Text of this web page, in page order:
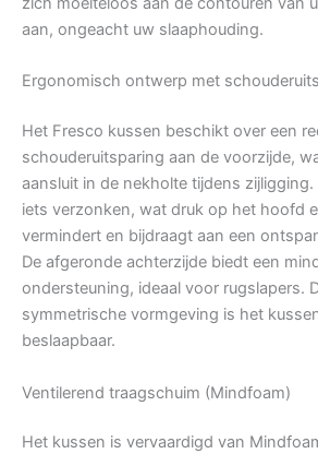
aan, ongeacht uw slaaphouding.
Ergonomisch ontwerp met
Het Fresco kussen beschikt over een
schouderuitsparing aan de voorzijde,
aansluit in de nekholte tijdens
iets verzonken, wat druk op het hoofd
vermindert en bijdraagt aan een
De afgeronde achterzijde biedt een
ondersteuning, ideaal voor rugslapers.
symmetrische vormgeving is het
beslaapbaar.
Ventilerend traagschuim (Mindfoam)
Het kussen is vervaardigd van